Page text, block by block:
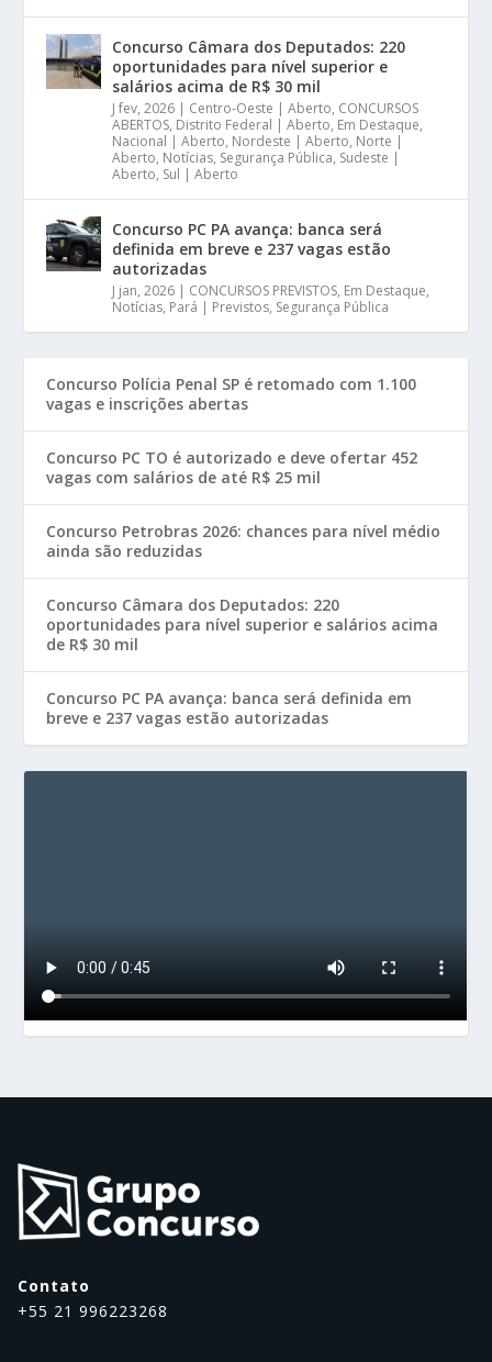
Concurso Câmara dos Deputados: 220
oportunidades para nível superior e
salários acima de R$ 30 mil
J fev, 2026 Centro-Oeste | Aberto, CONCURSOS
ABERTOS, Distrito Federal | Aberto, Em Destaque,
Nacional | Aberto, Nordeste | Aberto, Norte |
Aberto, Notícias, Segurança Pública, Sudeste |
Aberto, Sul | Aberto
Concurso PC PA avança: banca será
definida em breve e 237 vagas estão
autorizadas
J jan, 2026 CONCURSOS PREVISTOS, Em Destaque,
Notícias, Pará | Previstos, Segurança Pública
Concurso Polícia Penal SP é retomado com 1.100
vagas e inscrições abertas
Concurso PC TO é autorizado e deve ofertar 452
vagas com salários de até R$ 25 mil
Concurso Petrobras 2026: chances para nível médio
ainda são reduzidas
Concurso Câmara dos Deputados: 220
oportunidades para nível superior e salários acima
de R$ 30 mil
Concurso PC PA avança: banca será definida em
breve e 237 vagas estão autorizadas
Contato
+55 21 996223268